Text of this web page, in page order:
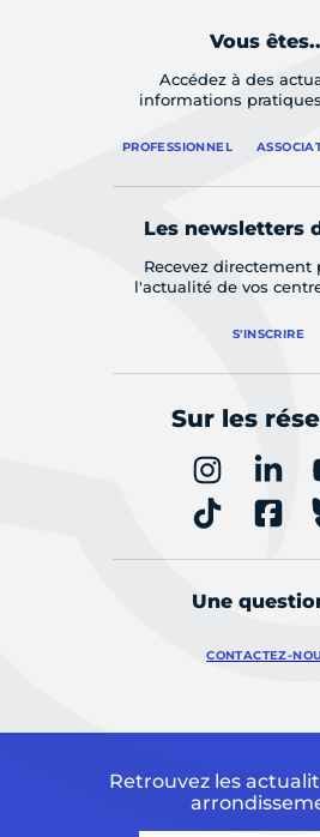
Vous
Accédez à des
informations
PROFESSIONNEL
Les newsletters
Recevez directement
l'actualité de vos
S'INSCRIRE
Sur les
Une
CONTACTEZ-
Retrouvez les